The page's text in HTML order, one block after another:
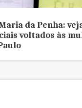
da Penha:
voltados às